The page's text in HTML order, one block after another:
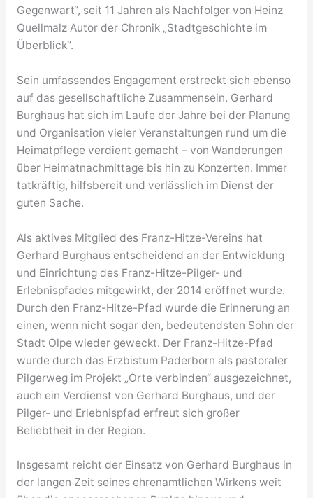
Gegenwart“, seit 11 Jahren als Nachfolger von Heinz
Quellmalz Autor der Chronik „Stadtgeschichte im
Überblick“.
Sein umfassendes Engagement erstreckt sich ebenso
auf das gesellschaftliche Zusammensein. Gerhard
Burghaus hat sich im Laufe der Jahre bei der Planung
und Organisation vieler Veranstaltungen rund um die
Heimatpflege verdient gemacht – von Wanderungen
über Heimatnachmittage bis hin zu Konzerten. Immer
tatkräftig, hilfsbereit und verlässlich im Dienst der
guten Sache.
Als aktives Mitglied des Franz-Hitze-Vereins hat
Gerhard Burghaus entscheidend an der Entwicklung
und Einrichtung des Franz-Hitze-Pilger- und
Erlebnispfades mitgewirkt, der 2014 eröffnet wurde.
Durch den Franz-Hitze-Pfad wurde die Erinnerung an
einen, wenn nicht sogar den, bedeutendsten Sohn der
Stadt Olpe wieder geweckt. Der Franz-Hitze-Pfad
wurde durch das Erzbistum Paderborn als pastoraler
Pilgerweg im Projekt „Orte verbinden“ ausgezeichnet,
auch ein Verdienst von Gerhard Burghaus, und der
Pilger- und Erlebnispfad erfreut sich großer
Beliebtheit in der Region.
Insgesamt reicht der Einsatz von Gerhard Burghaus in
der langen Zeit seines ehrenamtlichen Wirkens weit